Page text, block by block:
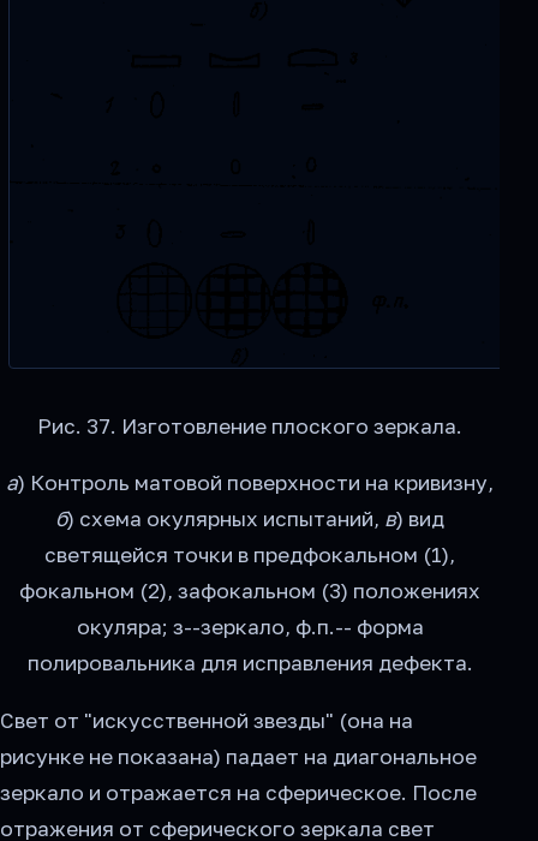
Рис. 37. Изготовление плоского зеркала.
а) Контроль матовой поверхности на кривизну,
б) схема окулярных испытаний, в) вид
светящейся точки в предфокальном (1),
фокальном (2), зафокальном (3) положениях
окуляра; з--зеркало, ф.п.-- форма
полировальника для исправления дефекта.
Свет от "искусственной звезды" (она на
рисунке не показана) падает на диагональное
зеркало и отражается на сферическое. После
отражения от сферического зеркала свет